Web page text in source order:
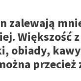
zalewają
Większość
obiady,